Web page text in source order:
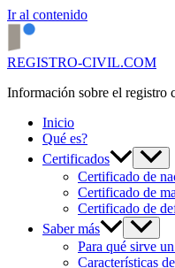
Ir al contenido
REGISTRO-CIVIL.COM
Información sobre el registro
Inicio
Qué es?
Certificados
Certificado de
Certificado de
Certificado de
Saber más
Para qué sirve
Características